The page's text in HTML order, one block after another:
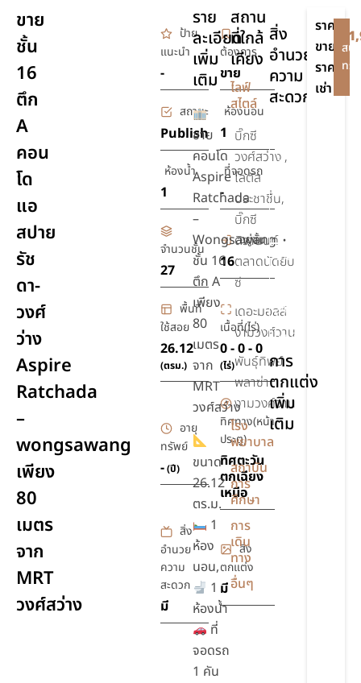
ขาย
ชั้น
16
ตึก
A
คอน
โด
แอ
สปาย
รัช
ดา-
วงศ์
ว่าง
Aspire
Ratchada
–
wongsawang
เพียง
80
เมตร
จาก
MRT
วงศ์สว่าง
ป้าย
แนะนำ
-
ต้องการ
ขาย
สถานะ
Publish
ห้องนอน
1
ห้องน้ำ
1
ที่จอดรถ
-
จำนวนชั้น
27
อยู่ชั้น
16
พื้นที่
ใช้สอย
26.12
(ตรม.)
เนื้อที่(ไร่)
0 - 0 - 0
(ไร่)
อายุ
ทรัพย์
-(ปี)
ทิศทาง(หน้า
ประตู)
ทิศตะวัน
ตกเฉียง
เหนือ
สิ่ง
อำนวย
ความ
สะดวก
มี
สิ่ง
ตกแต่ง
มี
ราย
ละเอียด
เพิ่ม
เติม
ขาย
คอนโด
Aspire
Ratchada
–
Wongsawang
ชั้น 16
ตึก A
เพียง
80
เมตร
จาก
MRT
วงศ์สว่าง
ขนาด
26.12
ตร.ม.
1
ห้อง
นอน,
1
ห้องน้ำ
ที่
จอดรถ
1 คัน
สถาน
ที่ใกล้
เคียง
ไลฟ์
สไตล์
บิ๊กซี
วงศ์สว่าง ,
โลตัส
ประชาชื่น,
บิ๊กซี
ติวานนท์ •
ตลาดนัดยิบ
ซี
เดอะมอลล์
งามวงศ์วาน
พันธุ์ทิพย์
พลาซ่า
งามวงศ์วาน
โรง
พยาบาล
สถาบัน
การ
ศึกษา
การ
เดิน
ทาง
อื่นๆ
สิ่ง
อำนวย
ความ
สะดวก
ว่าย
น้ำ
เครื่อง
ปรับ
รักษา
ความ
24 ชม.
ยิม,ฟิตเนส
การ
ตกแต่ง
เพิ่ม
เติม
ราคา
ขาย
฿
ราคา
เช่า
สน
ทรั